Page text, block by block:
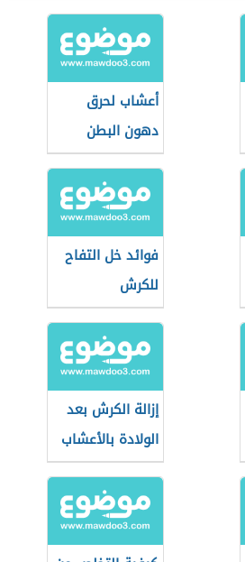
أعشاب لحرق
دهون البطن
فوائد خل التفاح
للكرش
إزالة الكرش بعد
الولادة بالأعشاب